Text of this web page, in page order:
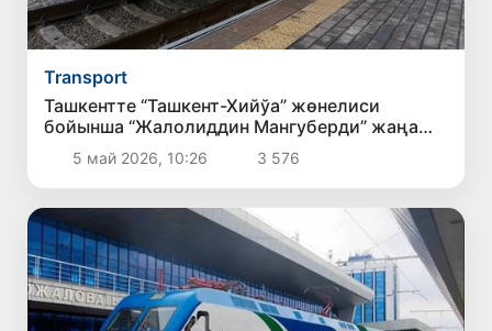
Transport
Ташкентте “Ташкент-Хийўа” жөнелиси
бойынша “Жалолиддин Мангуберди” жаңа
тезжүрер поездының салтанатлы қатнаўы
болып өтти
5 май 2026, 10:26 3 576